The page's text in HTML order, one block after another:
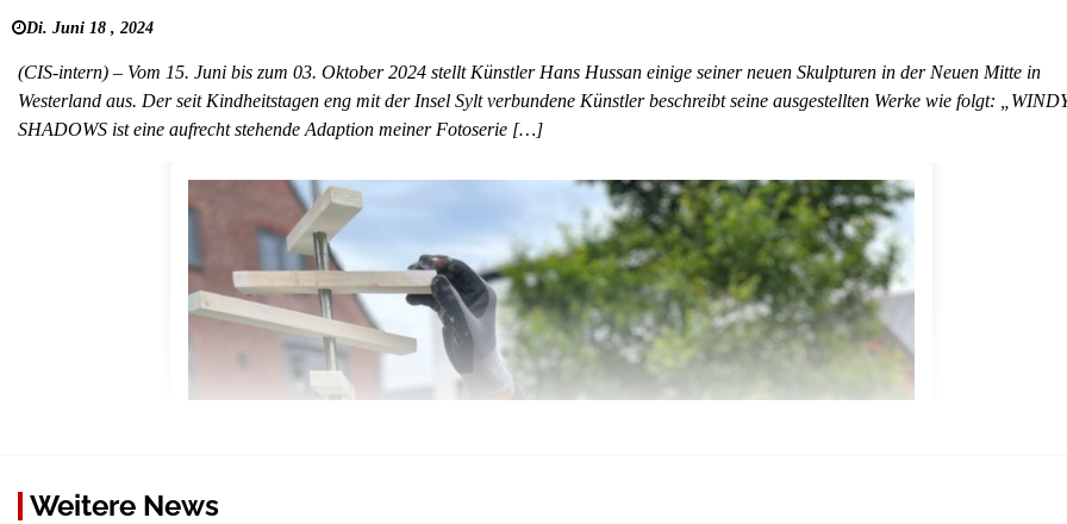
Di. Juni 18 , 2024
(CIS-intern) – Vom 15. Juni bis zum 03. Oktober 2024 stellt Künstler Hans Hussan einige seiner neuen Skulpturen in der Neuen Mitte in
Westerland aus. Der seit Kindheitstagen eng mit der Insel Sylt verbundene Künstler beschreibt seine ausgestellten Werke wie folgt:
SHADOWS ist eine aufrecht stehende Adaption meiner Fotoserie […]
Weitere News